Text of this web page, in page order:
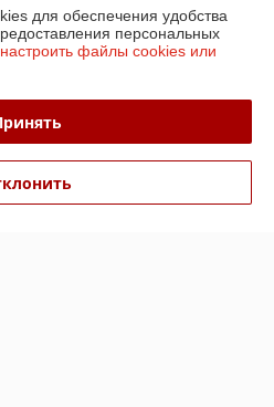
для обеспечения удобства
персональных
файлы cookies или